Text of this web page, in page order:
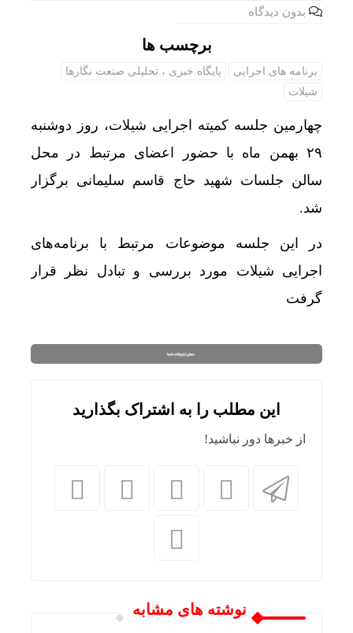
بدون دیدگاه
برچسب ها
برنامه های اجرایی
پایگاه خبری ، تحلیلی صنعت نگارها
شیلات
چهارمین جلسه کمیته اجرایی شیلات، روز دوشنبه
۲۹ بهمن ماه با حضور اعضای مرتبط در محل
سالن جلسات شهید حاج قاسم سلیمانی برگزار
شد.
در این جلسه موضوعات مرتبط با برنامه‌های
اجرایی شیلات مورد بررسی و تبادل نظر قرار
گرفت
این مطلب را به اشتراک بگذارید
از خبرها دور نباشید!
نوشته های مشابه